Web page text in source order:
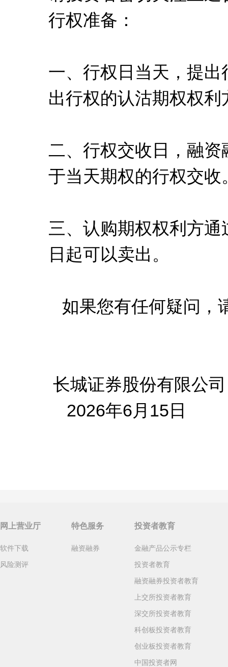
行权准备：
一、行权日当天，提
出行权的认沽期权权
二、行权交收日，融
于当天期权的行权交收
三、认购期权权利方
日起可以卖出。
如果您有任何疑问，
长城证券股份有限公司
2026年6月15日
网上营业厅
软件下载
风险测评
特色服务
融资融券
投资者教育
金融产品公示专栏
投资者教育
融资融券投资者教育
上交所投资者教育
深交所投资者教育
科创板投资者教育
创业板投资者教育
中国投资者网